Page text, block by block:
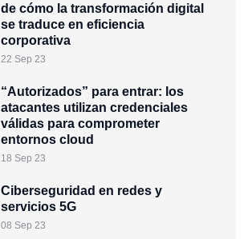
de cómo la transformación digital
se traduce en eficiencia
corporativa
22 Sep 23
“Autorizados” para entrar: los
atacantes utilizan credenciales
válidas para comprometer
entornos cloud
18 Sep 23
Ciberseguridad en redes y
servicios 5G
08 Sep 23